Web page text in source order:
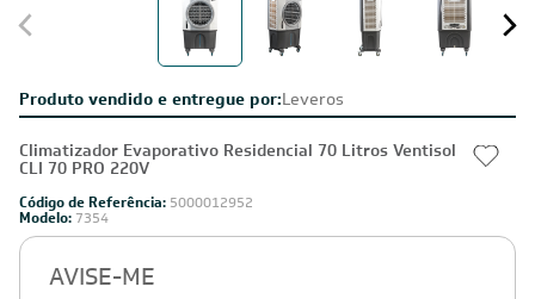
Produto vendido e entregue por:Leveros
Climatizador Evaporativo Residencial 70 Litros Ventisol
CLI 70 PRO 220V
Código de Referência: 5000012952
Modelo: 7354
AVISE-ME